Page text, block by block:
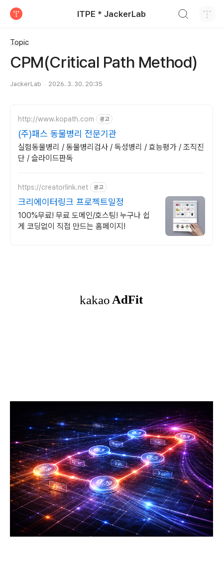
ITPE * JackerLab
Topic
CPM(Critical Path Method)
JackerLab 2026. 3. 30. 20:35
http://www.kopath.com 광고
(주)패스 동물병리 전문기관
실험동물병리 / 동물병리검사 / 독성병리 / 효능평가 / 조직진
단 / 슬라이드판독
https://creatorlink.net 광고
크리에이터링크 프로젝트일정
100%무료! 무료 도메인/호스팅! 누구나 쉽
게 코딩없이 직접 만드는 홈페이지!